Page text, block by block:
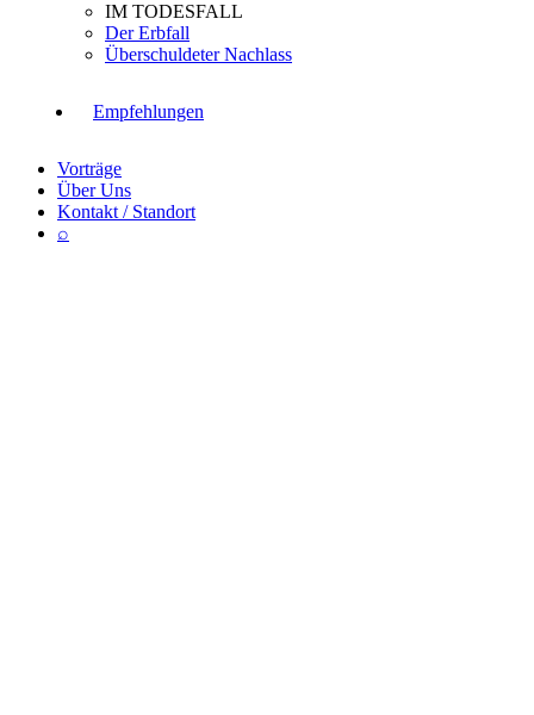
IM TODESFALL
Der Erbfall
Überschuldeter Nachlass
Empfehlungen
Vorträge
Über Uns
Kontakt / Standort
⌕